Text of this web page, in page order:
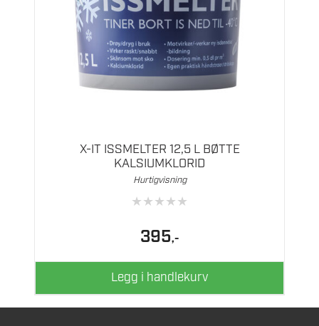
X-IT ISSMELTER 12,5 L BØTTE
KALSIUMKLORID
Hurtigvisning
★★★★★
395,-
Legg i handlekurv